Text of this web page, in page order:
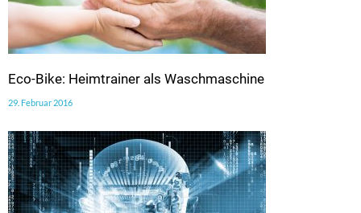
Eco-Bike: Heimtrainer als Waschmaschine
29. Februar 2016